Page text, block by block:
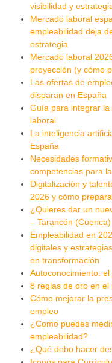
visibilidad y
Mercado laboral
empleabilidad deja
estrategia
Mercado laboral
proyección (y cómo
Las ofertas de
disparan en España
Guía para integrar la
laboral
La inteligencia
España
Necesidades
competencias para
Digitalización y
2026 y cómo
¿Quieres dar un
– Tarancón (Cuenca)
Empleabilidad en
digitales y
en transformación
Autoconocimiento:
8 reglas de oro en
Cómo mejorar la
empleo
¿Como puedes
empleabilidad?
¿Qué debo hacer